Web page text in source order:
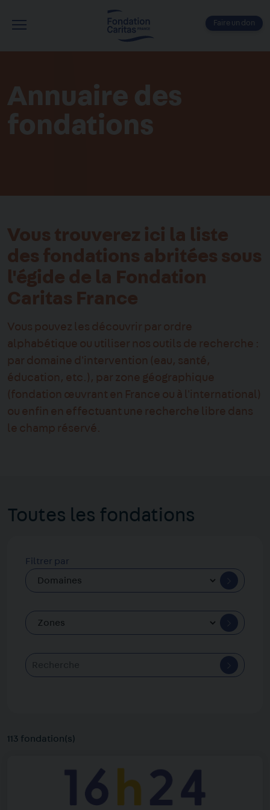
principal
Faire un don
Annuaire des
fondations
Vous trouverez ici la liste
des fondations abritées sous
l'égide de la Fondation
Caritas France
Vous pouvez les découvrir par ordre
alphabétique ou utiliser nos outils de recherche :
par domaine d'intervention (eau, santé,
éducation, etc.), par zone géographique
(fondation œuvrant en France ou à l'international)
ou enfin en effectuant une recherche libre dans
le champ réservé.
Toutes les fondations
Filtrer par
113 fondation(s)